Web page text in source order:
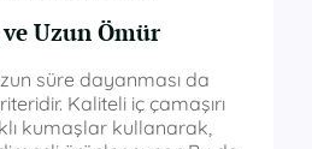
ve Uzun Ömür
süre dayanması da
Kaliteli iç çamaşırı
kumaşlar kullanarak,